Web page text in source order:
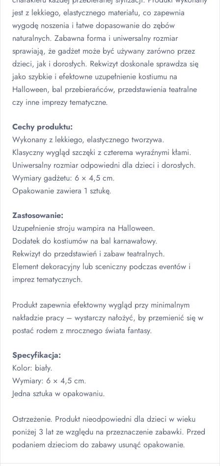
jest z lekkiego, elastycznego materiału, co zapewnia
wygodę noszenia i łatwe dopasowanie do zębów
naturalnych. Zabawna forma i uniwersalny rozmiar
sprawiają, że gadżet może być używany zarówno przez
dzieci, jak i dorosłych. Rekwizyt doskonale sprawdza się
jako szybkie i efektowne uzupełnienie kostiumu na
Halloween, bal przebierańców, przedstawienia teatralne
czy inne imprezy tematyczne.
Cechy produktu:
Wykonany z lekkiego, elastycznego tworzywa.
Klasyczny wygląd szczęki z czterema wyraźnymi kłami.
Uniwersalny rozmiar odpowiedni dla dzieci i dorosłych.
Wymiary gadżetu: 6 × 4,5 cm.
Opakowanie zawiera 1 sztukę.
Zastosowanie:
Uzupełnienie stroju wampira na Halloween.
Dodatek do kostiumów na bal karnawałowy.
Rekwizyt do przedstawień i zabaw teatralnych.
Element dekoracyjny lub sceniczny podczas eventów i
imprez tematycznych.
Produkt zapewnia efektowny wygląd przy minimalnym
nakładzie pracy – wystarczy nałożyć, by przemienić się w
postać rodem z mrocznego świata fantasy.
Specyfikacja:
Kolor: biały.
Wymiary: 6 × 4,5 cm.
Jedna sztuka w opakowaniu.
Ostrzeżenie. Produkt nieodpowiedni dla dzieci w wieku
poniżej 3 lat ze względu na przeznaczenie zabawki. Przed
podaniem dzieciom do zabawy usunąć opakowanie.